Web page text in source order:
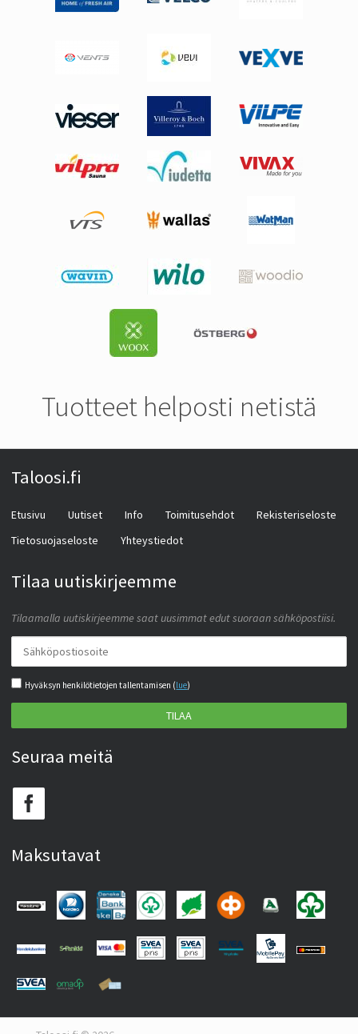
Tuotteet helposti netistä
Taloosi.fi
Etusivu Uutiset Info Toimitusehdot
Rekisteriseloste
Tietosuojaseloste
Yhteystiedot
Tilaa uutiskirjeemme
Tilaamalla uutiskirjeemme saat uusimmat edut suoraan sähköpostiisi.
Hyväksyn henkilötietojen tallentamisen (lue)
TILAA
Seuraa meitä
Maksutavat